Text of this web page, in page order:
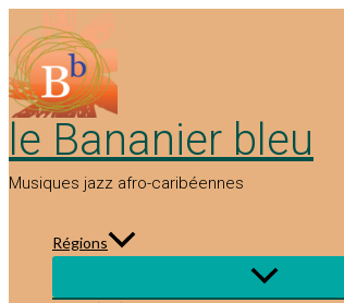
au
contenu
le Bananier bleu
Musiques jazz afro-caribéennes
Régions